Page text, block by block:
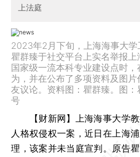
上法庭
2023年2月下旬，上海海事大学
瞿群臻于社交平台上实名举报上
国家级一流本科专业建设点时
为，并在公布了多项资料及图片
友议论。资料图：瞿群臻。图
号
【财新网】
上海海事大学
人格权侵权一案，近日在上海
理，该案并未当庭宣判。原告